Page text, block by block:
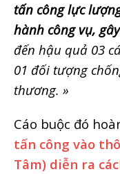
tấn công lực
hành công vụ,
đến hậu quả 03
01 đối tượng
thương. »
Cáo buộc đó
tấn công vào
Tâm) diễn ra